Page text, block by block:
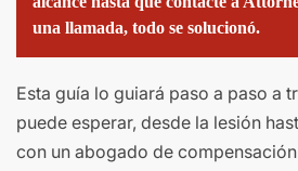
una llamada, todo se solucionó.
Esta guía lo guiará paso a paso a
puede esperar, desde la lesión
con un abogado de